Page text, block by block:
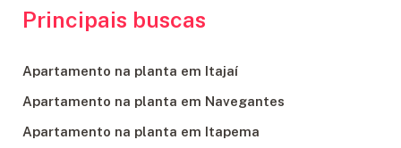
Principais buscas
Apartamento na planta em Itajaí
Apartamento na planta em Navegantes
Apartamento na planta em Itapema